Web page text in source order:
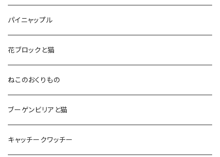
パイニャップル
花ブロックと猫
ねこのおくりもの
ブーゲンビリアと猫
キャッチークワッチー